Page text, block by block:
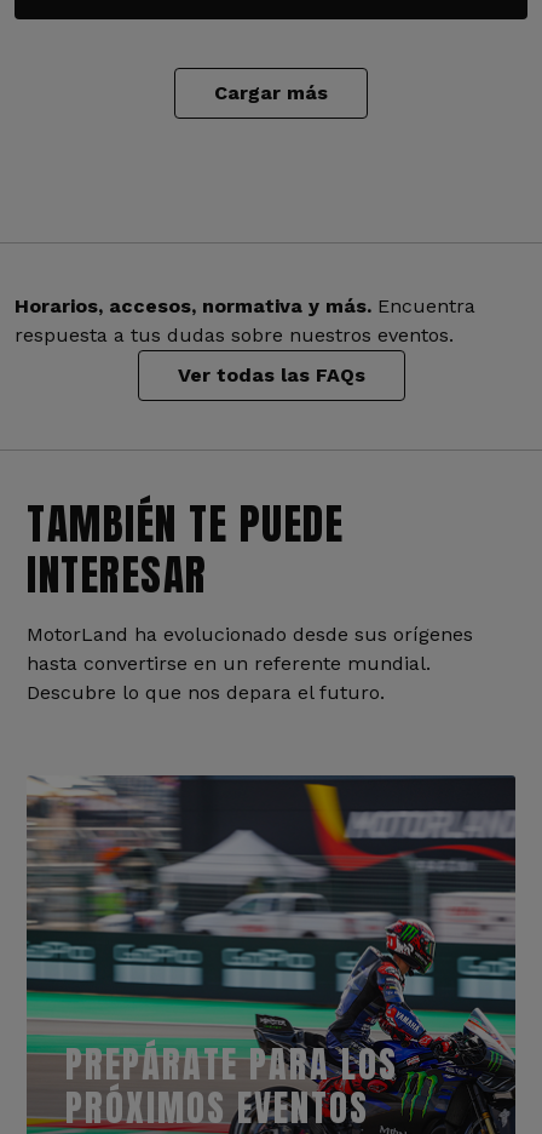
Cargar más
Horarios, accesos, normativa y más. Encuentra
respuesta a tus dudas sobre nuestros eventos.
Ver todas las FAQs
TAMBIÉN TE PUEDE
INTERESAR
MotorLand ha evolucionado desde sus orígenes
hasta convertirse en un referente mundial.
Descubre lo que nos depara el futuro.
PREPÁRATE PARA LOS
PRÓXIMOS EVENTOS